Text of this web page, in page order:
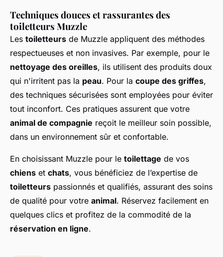
Techniques douces et rassurantes des
toiletteurs Muzzle
Les toiletteurs de Muzzle appliquent des méthodes
respectueuses et non invasives. Par exemple, pour le
nettoyage des oreilles, ils utilisent des produits doux
qui n'irritent pas la peau. Pour la coupe des griffes,
des techniques sécurisées sont employées pour éviter
tout inconfort. Ces pratiques assurent que votre
animal de compagnie reçoit le meilleur soin possible,
dans un environnement sûr et confortable.
En choisissant Muzzle pour le toilettage de vos
chiens et chats, vous bénéficiez de l’expertise de
toiletteurs passionnés et qualifiés, assurant des soins
de qualité pour votre animal. Réservez facilement en
quelques clics et profitez de la commodité de la
réservation en ligne.